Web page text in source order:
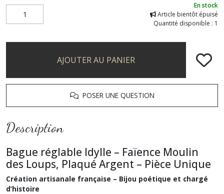
En stock
Article bientôt épuisé
Quantité disponible : 1
AJOUTER AU PANIER
POSER UNE QUESTION
Description
Bague réglable Idylle – Faïence Moulin
des Loups, Plaqué Argent – Pièce Unique
Création artisanale française – Bijou poétique et chargé
d’histoire